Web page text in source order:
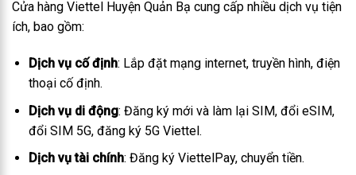
Cửa hàng Viettel Huyện Quản Bạ cung cấp nhiều dịch vụ tiện
ích, bao gồm:
Dịch vụ cố định: Lắp đặt mạng internet, truyền hình, điện
thoại cố định.
Dịch vụ di động: Đăng ký mới và làm lại SIM, đổi eSIM,
đổi SIM 5G, đăng ký 5G Viettel.
Dịch vụ tài chính: Đăng ký ViettelPay, chuyển tiền.